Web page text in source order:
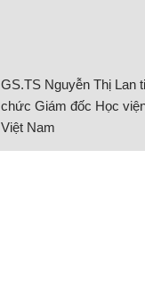
GS.TS Nguyễn Thị Lan
chức Giám đốc Học
Việt Nam